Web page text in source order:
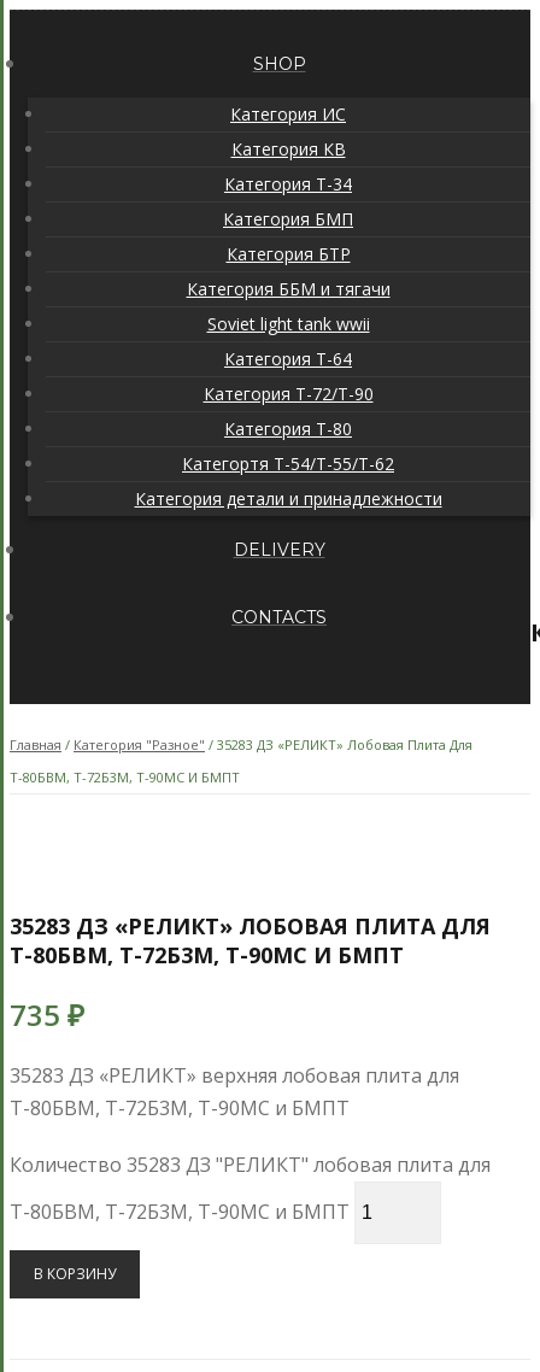
SHOP
Категория ИС
Категория КВ
Категория Т-34
Категория БМП
Категория БТР
Категория ББМ и тягачи
Soviet light tank wwii
Категория T-64
Категория T-72/T-90
Категория T-80
Категортя Т-54/Т-55/Т-62
Категория детали и принадлежности
DELIVERY
CONTACTS
Главная / Категория "Разное" / 35283 ДЗ «РЕЛИКТ» Лобовая Плита Для
Т-80БВМ, Т-72Б3М, Т-90МС И БМПТ
35283 ДЗ «РЕЛИКТ» ЛОБОВАЯ ПЛИТА ДЛЯ
Т-80БВМ, Т-72Б3М, Т-90МС И БМПТ
735 ₽
35283 ДЗ «РЕЛИКТ» верхняя лобовая плита для
Т-80БВМ, Т-72Б3М, Т-90МС и БМПТ
Количество 35283 ДЗ "РЕЛИКТ" лобовая плита для
Т-80БВМ, Т-72Б3М, Т-90МС и БМПТ
В КОРЗИНУ